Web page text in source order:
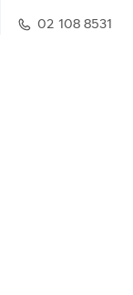
02 108 8531